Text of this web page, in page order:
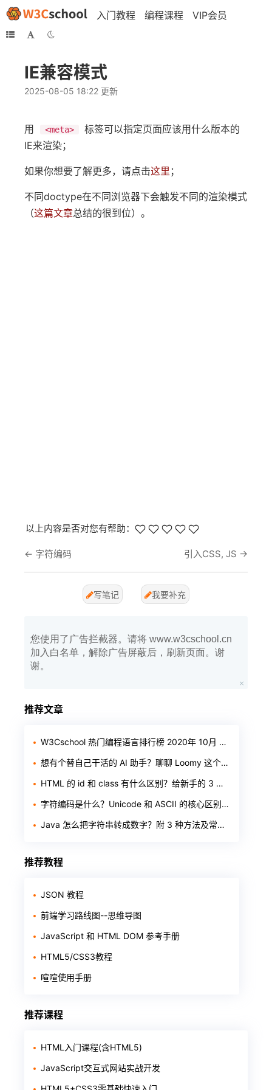
入门教程 编程课程 VIP会员
IE兼容模式
2025-08-05 18:22 更新
用 <meta>
标签可以指定页面应该用什么版本的
IE来渲染；
如果你想要了解更多，请点击这里 ；
不同doctype在不同浏览器下会触发不同的渲染模式
（这篇文章总结的很到位）。
以上内容是否对您有帮助：
← 字符编码 引入CSS, JS →
写笔记 我要补充
您使用了广告拦截器。请将 www.w3cschool.cn
加入白名单，解除广告屏蔽后，刷新页面。谢
谢。
推荐文章
W3Cschool 热门编程语言排行榜 2020年 10月 TOP10
想有个替自己干活的 AI 助手？聊聊 Loomy 这个「AI 工作搭子」
HTML 的 id 和 class 有什么区别？给新手的 3 个判断标准
字符编码是什么？Unicode 和 ASCII 的核心区别一次讲透
Java 怎么把字符串转成数字？附 3 种方法及常见报错
推荐教程
JSON 教程
前端学习路线图--思维导图
JavaScript 和 HTML DOM 参考手册
HTML5/CSS3教程
喧喧使用手册
推荐课程
HTML入门课程(含HTML5)
JavaScript交互式网站实战开发